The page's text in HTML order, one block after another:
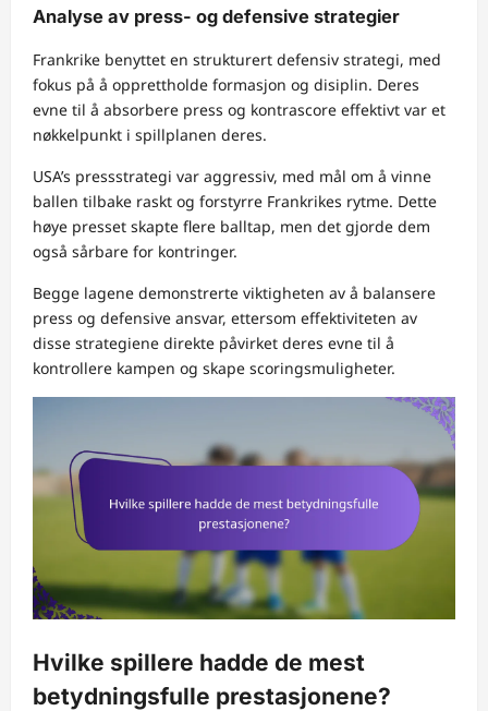
Analyse av press- og defensive strategier
Frankrike benyttet en strukturert defensiv strategi, med
fokus på å opprettholde formasjon og disiplin. Deres
evne til å absorbere press og kontrascore effektivt var et
nøkkelpunkt i spillplanen deres.
USA’s pressstrategi var aggressiv, med mål om å vinne
ballen tilbake raskt og forstyrre Frankrikes rytme. Dette
høye presset skapte flere balltap, men det gjorde dem
også sårbare for kontringer.
Begge lagene demonstrerte viktigheten av å balansere
press og defensive ansvar, ettersom effektiviteten av
disse strategiene direkte påvirket deres evne til å
kontrollere kampen og skape scoringsmuligheter.
Hvilke spillere hadde de mest
betydningsfulle prestasjonene?